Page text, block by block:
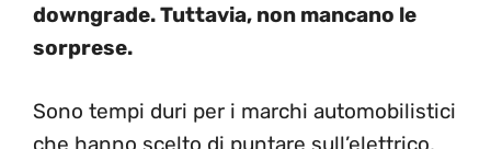
downgrade. Tuttavia, non mancano le
sorprese.
Sono tempi duri per i marchi automobilistici